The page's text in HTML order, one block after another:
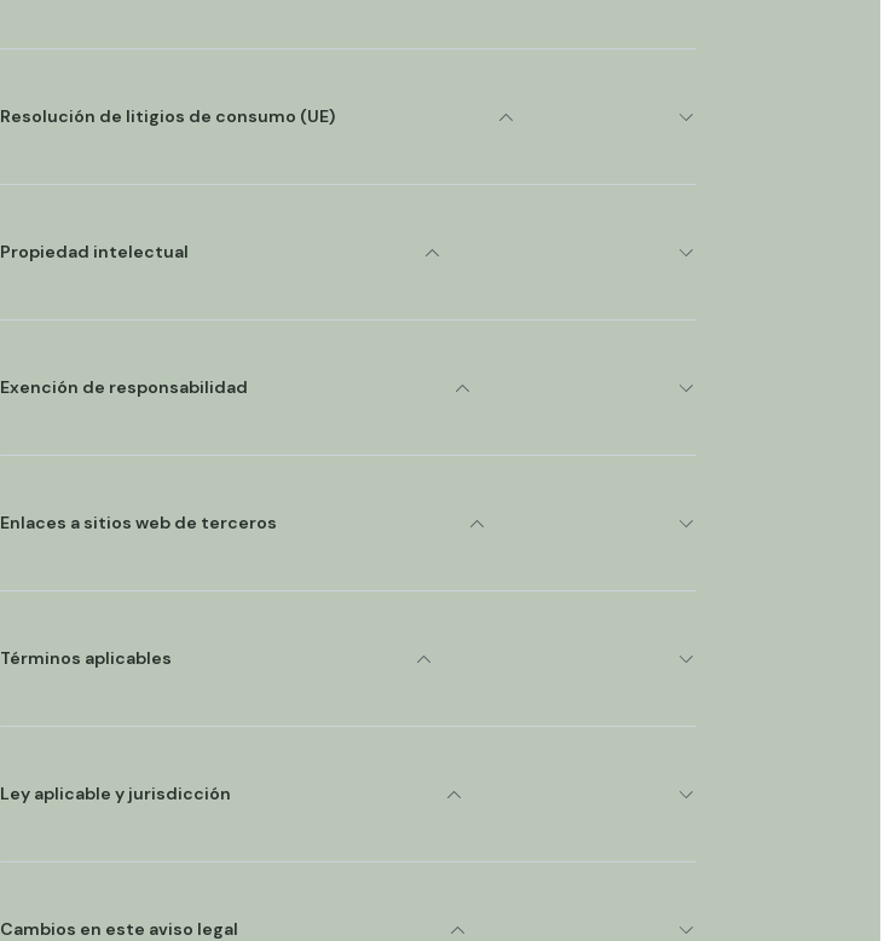
Resolución de litigios de consumo (UE)
Propiedad intelectual
Exención de responsabilidad
Enlaces a sitios web de terceros
Términos aplicables
Ley aplicable y jurisdicción
Cambios en este aviso legal